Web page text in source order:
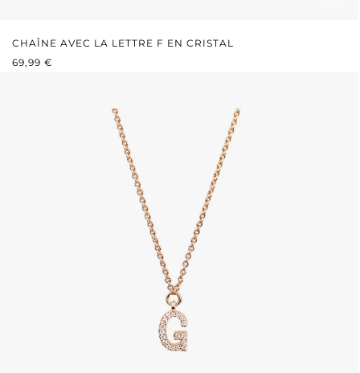
CHAÎNE AVEC LA LETTRE F EN CRISTAL
PRIX RÉGULIER :
69,99 €